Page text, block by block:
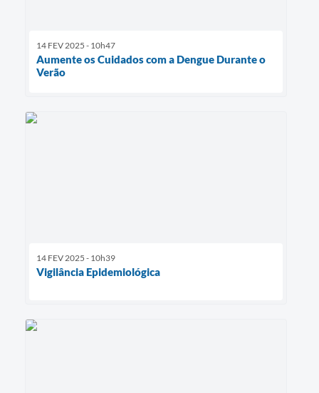
14 FEV 2025 - 10h47
Aumente os Cuidados com a Dengue Durante o
Verão
14 FEV 2025 - 10h39
Vigilância Epidemiológica